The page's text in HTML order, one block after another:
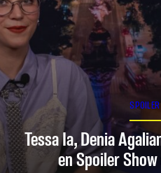
Tessa Ia, Denia
en Spoiler